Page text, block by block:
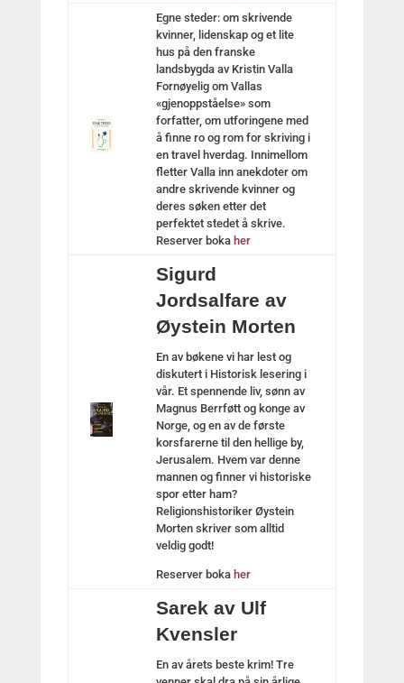
Egne steder: om skrivende
kvinner, lidenskap og et lite
hus på den franske
landsbygda av Kristin Valla
Fornøyelig om Vallas
«gjenoppståelse» som
forfatter, om utforingene med
å finne ro og rom for skriving i
en travel hverdag. Innimellom
fletter Valla inn anekdoter om
andre skrivende kvinner og
deres søken etter det
perfektet stedet å skrive.
Reserver bokaher
Sigurd
Jordsalfare av
Øystein Morten
En av bøkene vi har lest og
diskutert i Historisk lesering i
vår. Et spennende liv, sønn av
Magnus Berrføtt og konge av
Norge, og en av de første
korsfarerne til den hellige by,
Jerusalem. Hvem var denne
mannen og finner vi historiske
spor etter ham?
Religionshistoriker Øystein
Morten skriver som alltid
veldig godt!
Reserver boka her
Sarek av Ulf
Kvensler
En av årets beste krim! Tre